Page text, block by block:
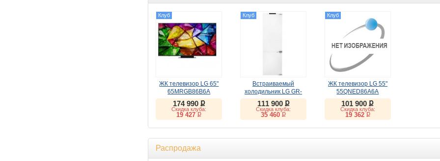
Клуб
ЖК телевизор LG 65"
65MRGB86B6A
174 990 ք
Скидка клуба:
19 427 ք
Клуб
Встраиваемый
холодильник LG GR-
SN266LLP
111 900 ք
Скидка клуба:
35 460 ք
Клуб
ЖК телевизор LG 55"
55QNED86A6A
101 900ք
Скидка клуба:
19 362 ք
Распродажа